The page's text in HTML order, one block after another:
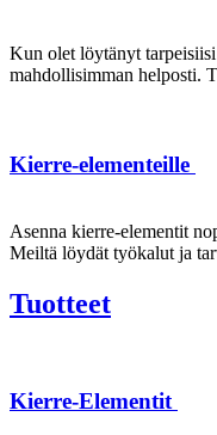
Kun olet löytänyt
mahdollisimman helposti.
Kierre-elementeille
Asenna kierre-elementit
Meiltä löydät työkalut ja
Tuotteet
Kierre-Elementit